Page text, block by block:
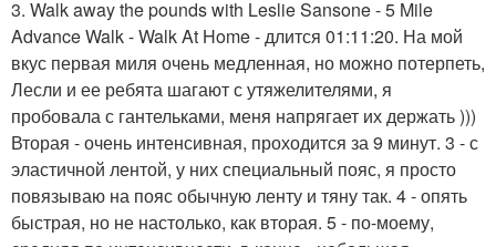
3. Walk away the pounds with Leslie Sansone - 5 Mile
Advance Walk - Walk At Home - длится 01:11:20. На мой
вкус первая миля очень медленная, но можно потерпеть,
Лесли и ее ребята шагают с утяжелителями, я
пробовала с гантельками, меня напрягает их держать )))
Вторая - очень интенсивная, проходится за 9 минут. 3 - с
эластичной лентой, у них специальный пояс, я просто
повязываю на пояс обычную ленту и тяну так. 4 - опять
быстрая, но не настолько, как вторая. 5 - по-моему,